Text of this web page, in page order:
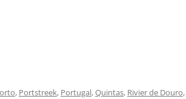
, Portstreek, Portugal,Quintas, Rivier de Douro,